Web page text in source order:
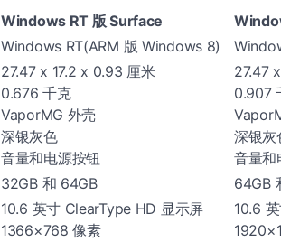
Windows RT 版 Surface
Windows RT(ARM 版 Windows 8)
27.47 x 17.2 x 0.93 厘米
0.676 千克
VaporMG 外壳
深银灰色
音量和电源按钮
27.47
0.907
深银灰
音量和
32GB 和 64GB
64GB
10.6 英寸 ClearType HD 显示屏
1366×768 像素
10.6